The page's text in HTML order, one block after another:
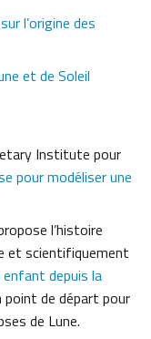
l’origine des
et de Soleil
Institute pour
pour modéliser une
l’histoire
et scientifiquement
enfant depuis la
de départ pour
de Lune.